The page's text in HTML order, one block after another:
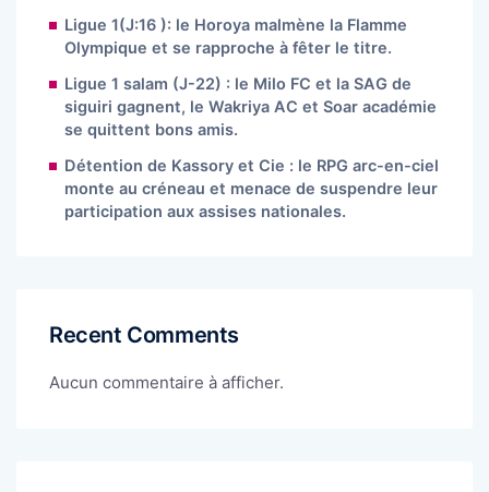
Ligue 1(J:16 ): le Horoya malmène la Flamme
Olympique et se rapproche à fêter le titre.
Ligue 1 salam (J-22) : le Milo FC et la SAG de
siguiri gagnent, le Wakriya AC et Soar académie
se quittent bons amis.
Détention de Kassory et Cie : le RPG arc-en-ciel
monte au créneau et menace de suspendre leur
participation aux assises nationales.
Recent Comments
Aucun commentaire à afficher.